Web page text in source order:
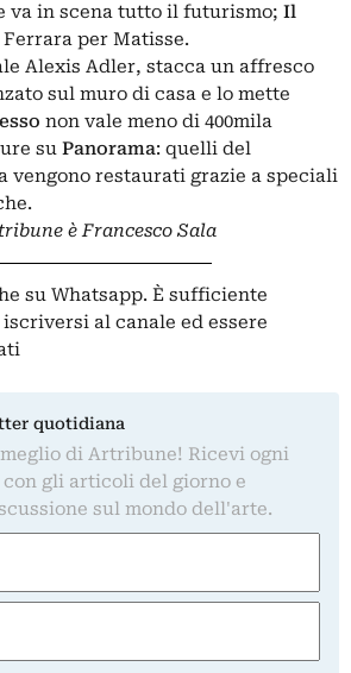
va in scena tutto il futurismo; Il
Ferrara per Matisse.
Alexis Adler, stacca un affresco
sul muro di casa e lo mette
non vale meno di 400mila
su Panorama: quelli del
vengono restaurati grazie a speciali
è Francesco Sala
su Whatsapp. È sufficiente
al canale ed essere
quotidiana
di Artribune! Ricevi ogni
gli articoli del giorno e
sul mondo dell'arte.